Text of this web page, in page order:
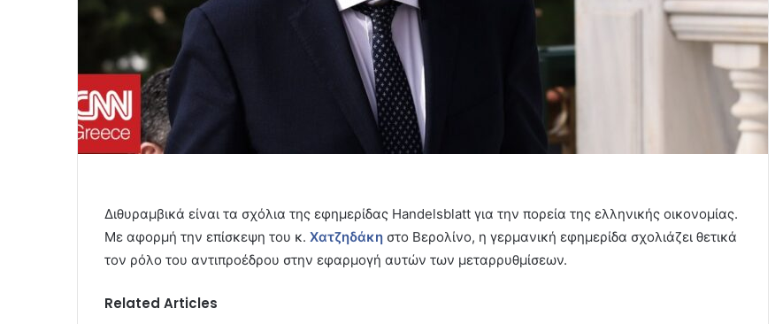
Διθυραμβικά είναι τα σχόλια της εφημερίδας Handelsblatt για την πορεία της ελληνικής οικονομίας.
Με αφορμή την επίσκεψη του κ. Χατζηδάκη στο Βερολίνο, η γερμανική εφημερίδα σχολιάζει θετικά
τον ρόλο του αντιπροέδρου στην εφαρμογή αυτών των μεταρρυθμίσεων.
Related Articles